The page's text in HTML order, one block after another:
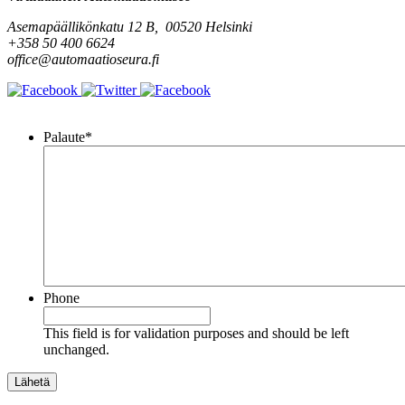
Asemapäällikönkatu 12 B, 00520 Helsinki
+358 50 400 6624
office@automaatioseura.fi
Viesti Palaute*
Phone
This field is for validation purposes and should be left
unchanged.
Lähetä